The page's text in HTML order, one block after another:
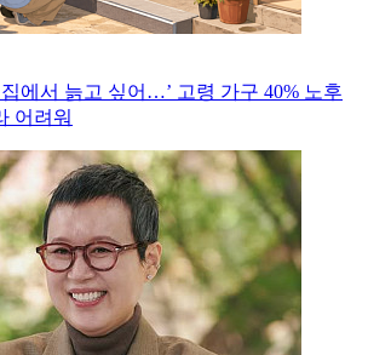
집에서 늙고 싶어…’ 고령 가구 40% 노후
어려워